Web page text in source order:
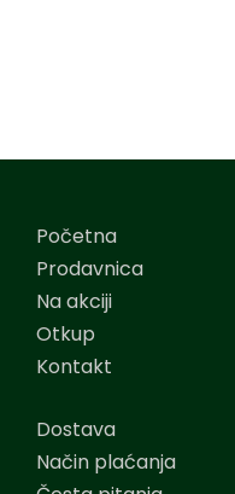
Početna
Prodavnica
Na akciji
Otkup
Kontakt
Dostava
Način plaćanja